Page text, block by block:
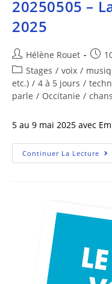
20250505 –
2025
Hélène Rouet
Stages / voix /
etc.) / 4 à 5 jours /
parle / Occitanie /
5 au 9 mai 2025 avec
Continuer La Lecture